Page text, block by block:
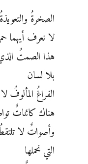
الصخرةُ
لا نعرف أيهما
هذا الصمتُ
بلا لسان
الفراغُ المألوفُ
هناك كائناتٌ
وأصواتٌ لا
التي نحملها